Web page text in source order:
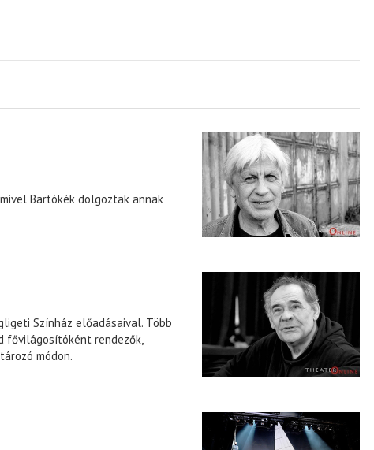
Bartókék dolgoztak annak
Színház előadásaival. Több
fővilágosítóként rendezők,
módon.